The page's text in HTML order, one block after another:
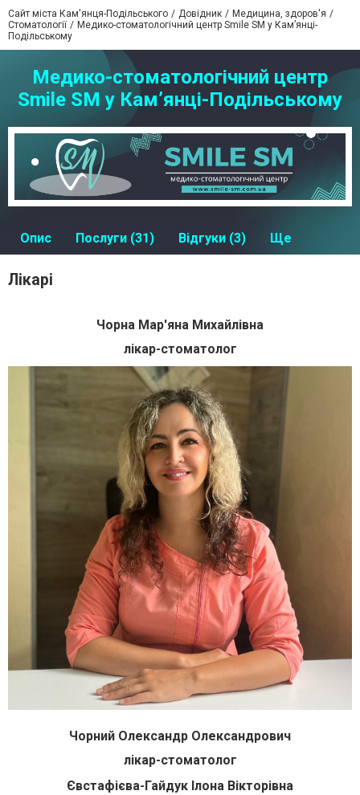
Сайт міста Кам'янця-Подільського Довідник
Медицина, здоров'я
Стоматології
Медико-стоматологічний центр Smile SM у Кам’янці-
Подільському
Медико-стоматологічний центр
Smile SM у Кам’янці-Подільському
Опис Послуги (31) Відгуки (3) Ще
Лікарі
Чорна Мар'яна Михайлівна
лікар-стоматолог
Чорний Олександр Олександрович
лікар-стоматолог
Євстафієва-Гайдук Ілона Вікторівна